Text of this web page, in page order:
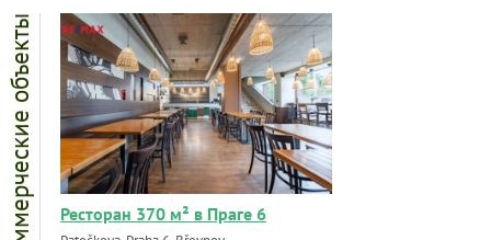
Коммерческие объекты Ресторан 370 м² в Праге 6